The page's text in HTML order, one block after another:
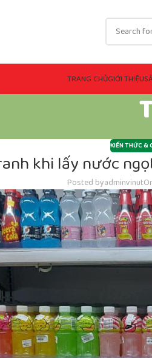
TRANG CHỦGIỚI THIỆU
KIẾN THỨC &
khi lấy nước
Posted byadminvinut